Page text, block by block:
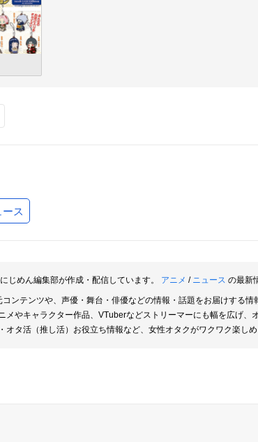
ース
じめん編集部が作成・配信しています。 アニメ / ニュース の最新
ンテンツや、声優・舞台・俳優などの情報・話題をお届けする情
メやキャラクター作品、VTuberなどストリーマーにも幅を広げ、
オタ活（推し活）お役立ち情報など、女性オタクがワクワク楽し